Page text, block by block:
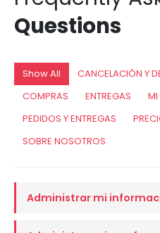
Questions
Show All
CANCELACIÓN Y
COMPRAS
ENTREGAS
MI
PEDIDOS Y ENTREGAS
SOBRE NOSOTROS
Administrar mi